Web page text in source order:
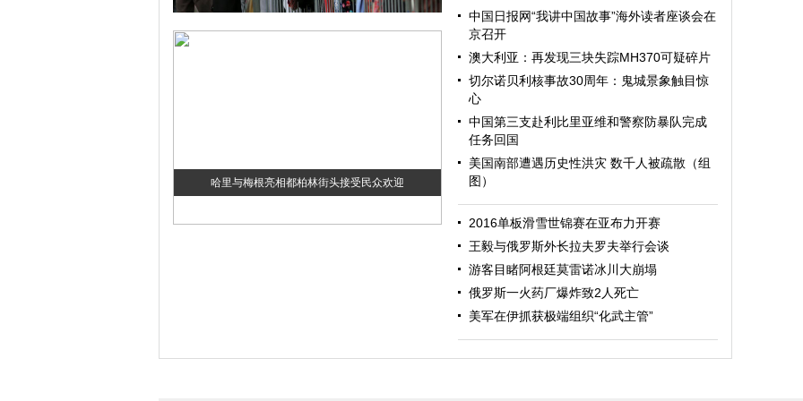
哈里与梅根亮相都柏林街头接受民众欢迎
中国日报网“我讲中国故事”海外读者座谈会在
京召开
澳大利亚：再发现三块失踪MH370可疑碎片
切尔诺贝利核事故30周年：鬼城景象触目惊
心
中国第三支赴利比里亚维和警察防暴队完成
任务回国
美国南部遭遇历史性洪灾 数千人被疏散（组
图）
2016单板滑雪世锦赛在亚布力开赛
王毅与俄罗斯外长拉夫罗夫举行会谈
游客目睹阿根廷莫雷诺冰川大崩塌
俄罗斯一火药厂爆炸致2人死亡
美军在伊抓获极端组织“化武主管”